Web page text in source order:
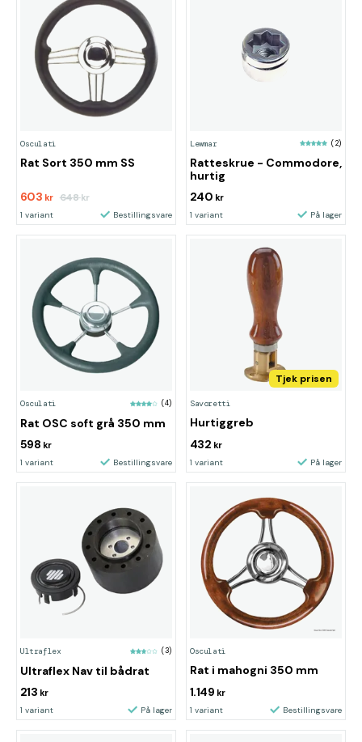
Osculati
Rat Sort 350 mm SS
603 kr 648kr
1 variant Bestillingsvare
Lewmar (2)
Ratteskrue - Commodore,
hurtig
240 kr
1 variant På lager
Osculati (4)
Rat OSC soft grå 350 mm
598 kr
1 variant Bestillingsvare
Tjek prisen
Savoretti
Hurtiggreb
432 kr
1 variant På lager
Ultraflex (3)
Ultraflex Nav til bådrat
213 kr
1 variant På lager
Osculati
Rat i mahogni 350 mm
1.149 kr
1 variant Bestillingsvare